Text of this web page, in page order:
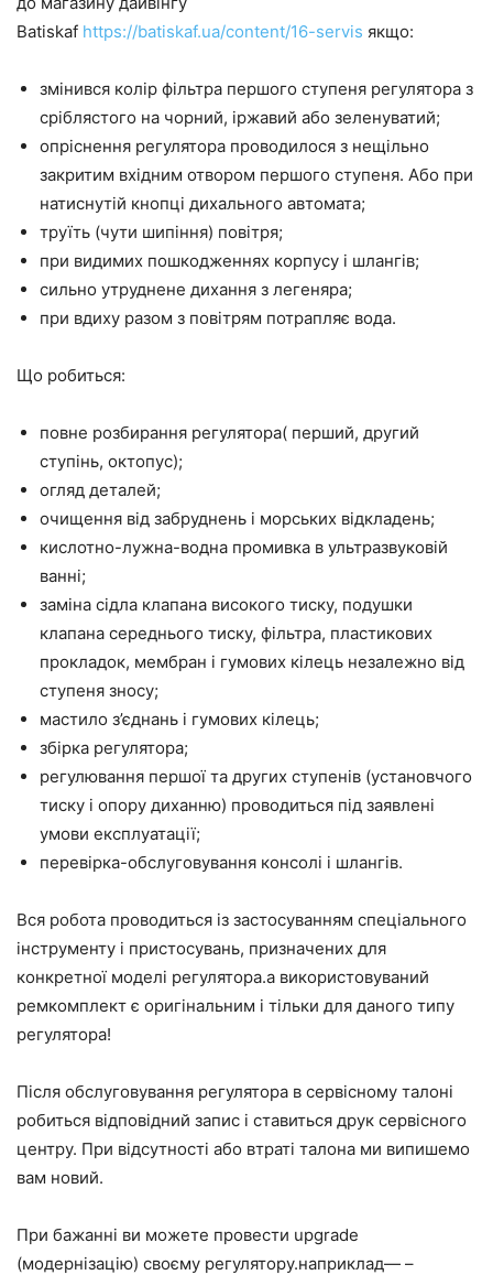
Batiskaf https://batiskaf.ua/content/16-servis якщо:
змінився колір фільтра першого ступеня регулятора з
сріблястого на чорний, іржавий або зеленуватий;
опріснення регулятора проводилося з нещільно
закритим вхідним отвором першого ступеня. Або при
натиснутій кнопці дихального автомата;
труїть (чути шипіння) повітря;
при видимих пошкодженнях корпусу і шлангів;
сильно утруднене дихання з легеняра;
при вдиху разом з повітрям потрапляє вода.
Що робиться:
повне розбирання регулятора( перший, другий
ступінь, октопус);
огляд деталей;
очищення від забруднень і морських відкладень;
кислотно-лужна-водна промивка в ультразвуковій
ванні;
заміна сідла клапана високого тиску, подушки
клапана середнього тиску, фільтра, пластикових
прокладок, мембран і гумових кілець незалежно від
ступеня зносу;
мастило з’єднань і гумових кілець;
збірка регулятора;
регулювання першої та других ступенів (установчого
тиску і опору диханню) проводиться під заявлені
умови експлуатації;
перевірка-обслуговування консолі і шлангів.
Вся робота проводиться із застосуванням спеціального
інструменту і пристосувань, призначених для
конкретної моделі регулятора.а використовуваний
ремкомплект є оригінальним і тільки для даного типу
регулятора!
Після обслуговування регулятора в сервісному талоні
робиться відповідний запис і ставиться друк сервісного
центру. При відсутності або втраті талона ми випишемо
вам новий.
При бажанні ви можете провести upgrade
(модернізацію) своєму регулятору.наприклад— –